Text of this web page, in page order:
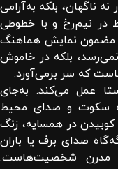
بلکه به‌آرامی
در نیم‌رخ و با خطوطی
مضمون نمایش هماهنگ
بلکه در خاموش
که سر برمی‌آورد.
عمل می‌کند. به‌جای
به سکوت و صدای محیط
در همسایه، زنگ
صدای برف یا باران
مدرن شخصیت‌هاست.